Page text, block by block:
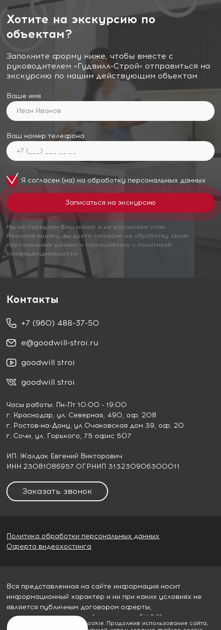
Хотите на экскурсию по
объектам?
Заполните форму ниже, чтобы вместе с
руководителем «Гудвилл-Строй» отправиться на
экскурсию по нашим действующим объектам
Ваше имя
Ваш номер телефона
Я согласен (на) на обработку персональных данных
Мы не передаем Ваш номер и не рассылаем спам.
Нажимая кнопку, вы даете согласие на обработку своих
персональных данных и соглашаетесь с политикой
конфиденциальности
Контакты
+7 (960) 488-37-50
e@goodwill-stroi.ru
goodwill stroi
goodwill stroi
Часы работы: Пн-Пт 10:00 - 19:00
г. Краснодар, ул. Северная, 490, оф. 208
г. Ростов-на-Дону, ул Очаковская дом 39, оф. 20
г. Сочи, ул. Горького, 75 офис 507
ИП: Жалдак Евгений Викторович
ИНН 23081086957 ОГРНИП 313230906300011
Заказать звонок
Политика обработки персональных данных
Оферта видеохостинга
Вся представленная на сайте информация носит
информационный характер и ни при каких условиях не
является публичным договором оферты,
определяемым пунктом 2 статьи 437 ГК РФ
Мы используем файлы cookie. Продолжив использование сайта,